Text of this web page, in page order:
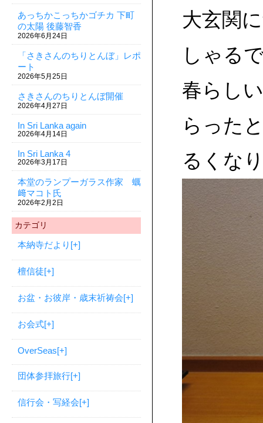
あっちかこっちかゴチカ 下町
の太陽 後藤智香
2026年6月24日
「さきさんのちりとんぼ」レポ
ート
2026年5月25日
さきさんのちりとんぼ開催
2026年4月27日
In Sri Lanka again
2026年4月14日
In Sri Lanka 4
2026年3月17日
本堂のランプーガラス作家 蠣
﨑マコト氏
2026年2月2日
カテゴリ
本納寺だより [+]
檀信徒[+]
お盆・お彼岸・歳末祈祷会[+]
お会式[+]
OverSeas[+]
団体参拝旅行[+]
信行会・写経会[+]
大玄関
しゃる
春らし
らった
るくな